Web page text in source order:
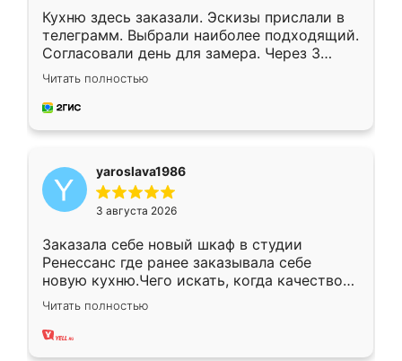
Кухню здесь заказали. Эскизы прислали в
телеграмм. Выбрали наиболее подходящий.
Согласовали день для замера. Через 3
недели кухня была уже готова. Остались
довольны работой. Спасибо Ренессанс
мебель за качественную работу!
Читать полностью
yaroslava1986
3 августа 2026
Заказала себе новый шкаф в студии
Ренессанс где ранее заказывала себе
новую кухню.Чего искать, когда качеством
вполне довольна. Служит кухня уже почти
два года, нареканий нет.
Читать полностью